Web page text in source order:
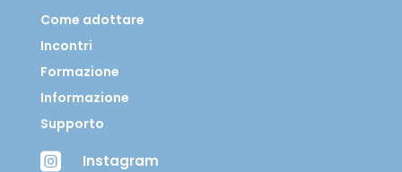
Come adottare
Incontri
Formazione
Informazione
Supporto
 Instagram